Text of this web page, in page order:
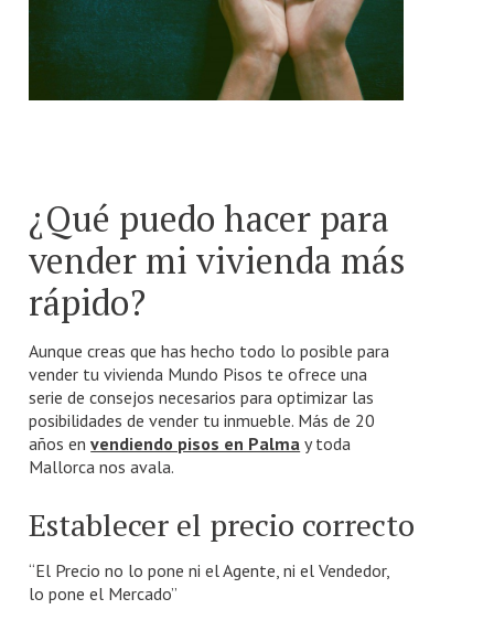
¿Qué puedo hacer para
vender mi vivienda más
rápido?
Aunque creas que has hecho todo lo posible para
vender tu vivienda Mundo Pisos te ofrece una
serie de consejos necesarios para optimizar las
posibilidades de vender tu inmueble. Más de 20
años envendiendo pisos en Palma y toda
Mallorca nos avala.
Establecer el precio correcto
“El Precio no lo pone ni el Agente, ni el Vendedor,
lo pone el Mercado”